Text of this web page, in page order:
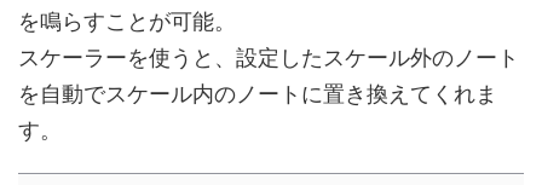
を鳴らすことが可能。
スケーラーを使うと、設定したスケール外のノート
を自動でスケール内のノートに置き換えてくれま
す。